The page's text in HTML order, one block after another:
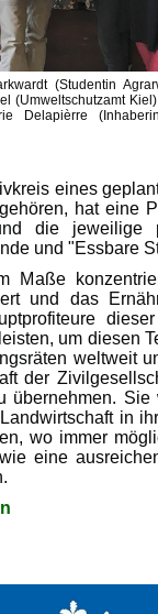
(Studentin
(Umweltschutzamt
Delapièrre
eines
hat eine
die jeweilige
und "Essbare
Maße
und das
um diesen
weltweit
der
übernehmen.
in
wo immer
eine